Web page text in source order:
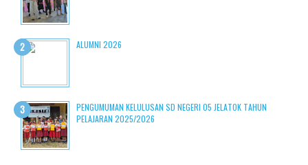
ALUMNI 2026
PENGUMUMAN KELULUSAN SD NEGERI 05 JELATOK TAHUN
PELAJARAN 2025/2026